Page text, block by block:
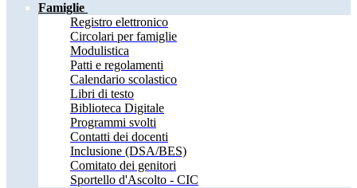
Famiglie
Registro elettronico
Circolari per famiglie
Modulistica
Patti e regolamenti
Calendario scolastico
Libri di testo
Biblioteca Digitale
Programmi svolti
Contatti dei docenti
Inclusione (DSA/BES)
Comitato dei genitori
Sportello d'Ascolto - CIC